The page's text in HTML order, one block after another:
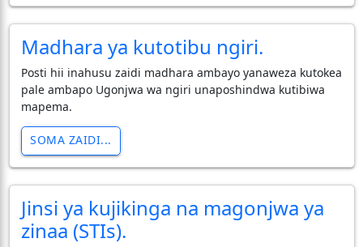
Madhara ya kutotibu ngiri.
Posti hii inahusu zaidi madhara ambayo yanaweza kutokea
pale ambapo Ugonjwa wa ngiri unaposhindwa kutibiwa
mapema.
SOMA ZAIDI...
Jinsi ya kujikinga na magonjwa ya
zinaa (STIs).